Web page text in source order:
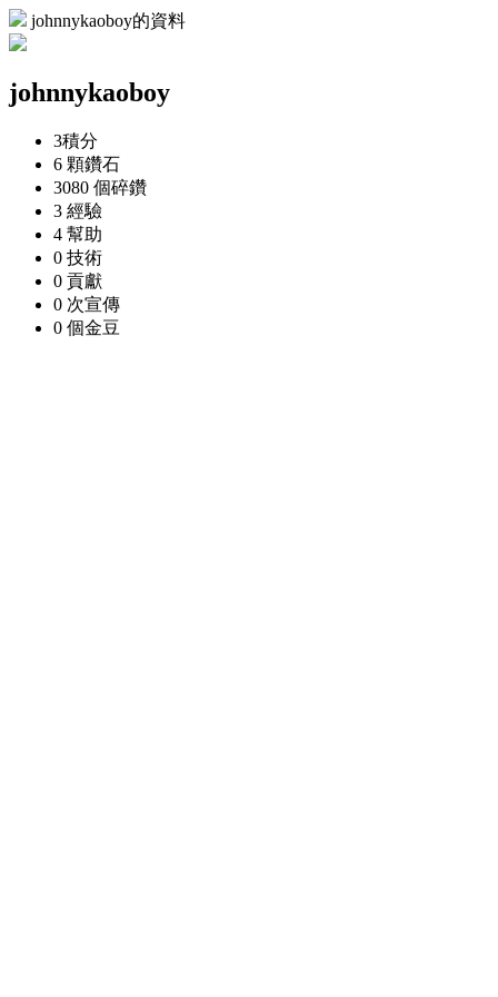
johnnykaoboy的資料
johnnykaoboy
3積分
6 顆鑽石
3080 個碎鑽
3 經驗
4 幫助
0 技術
0 貢獻
0 次宣傳
0 個金豆